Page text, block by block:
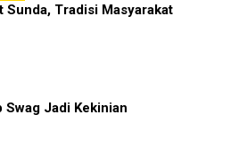
Sunda, Tradisi Masyarakat
Swag Jadi Kekinian